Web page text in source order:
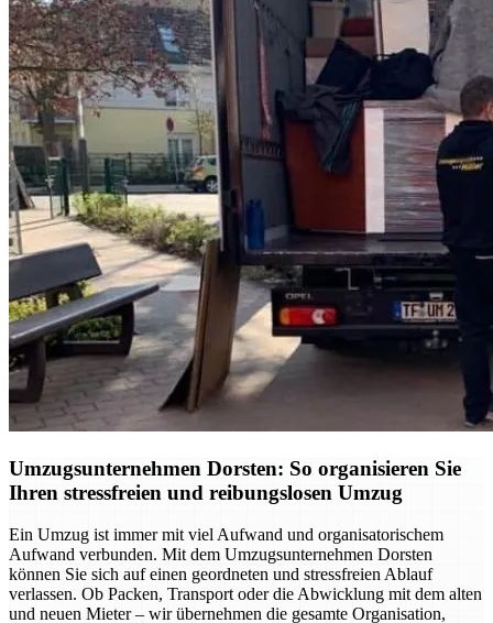
Umzugsunternehmen Dorsten: So organisieren Sie
Ihren stressfreien und reibungslosen Umzug
Ein Umzug ist immer mit viel Aufwand und organisatorischem
Aufwand verbunden. Mit dem Umzugsunternehmen Dorsten
können Sie sich auf einen geordneten und stressfreien Ablauf
verlassen. Ob Packen, Transport oder die Abwicklung mit dem alten
und neuen Mieter – wir übernehmen die gesamte Organisation,